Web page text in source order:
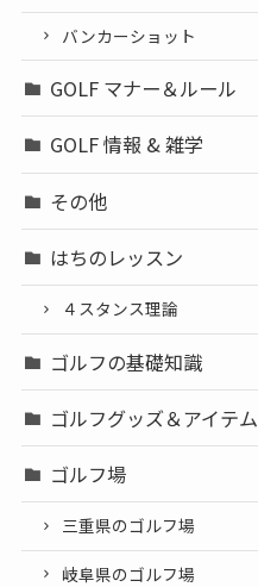
バンカーショット
GOLF マナー＆ルール
GOLF 情報 & 雑学
その他
はちのレッスン
４スタンス理論
ゴルフの基礎知識
ゴルフグッズ＆アイテム
ゴルフ場
三重県のゴルフ場
岐阜県のゴルフ場